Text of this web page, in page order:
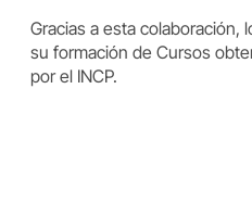
Gracias a esta colaboración,
su formación de Cursos
por el INCP.